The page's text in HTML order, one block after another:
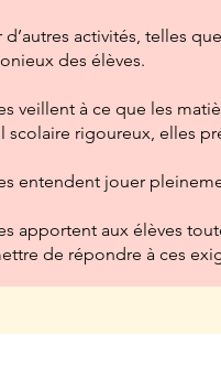
d’autres activités, telles
des élèves.
veillent à ce que les
scolaire rigoureux, elles
entendent jouer
apportent aux élèves
de répondre à ces